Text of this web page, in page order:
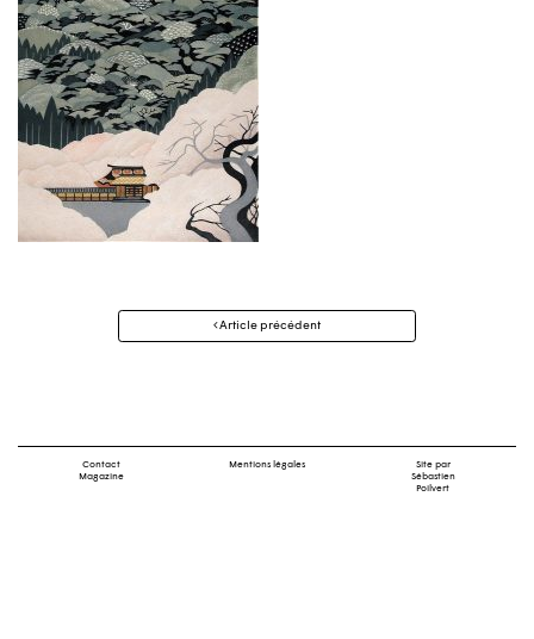
Navigation
Article précédent
Contact
Magazine
Mentions légales
Site par
Sébastien
Poilvert